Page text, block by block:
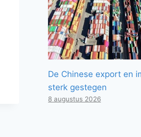
De Chinese export en
sterk gestegen
8 augustus 2026